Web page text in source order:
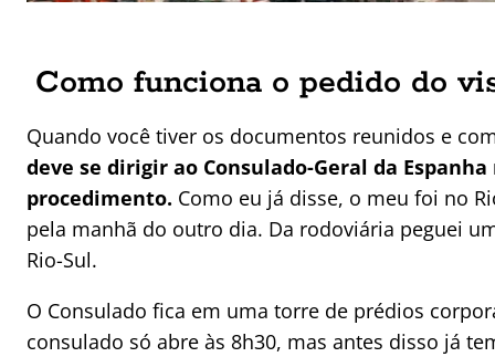
Como funciona o pedido do
Quando você tiver os documentos reunidos e
deve se dirigir ao Consulado-Geral da
procedimento. Como eu já disse, o meu foi no
pela manhã do outro dia. Da rodoviária peguei
Rio-Sul.
O Consulado fica em uma torre de prédios
consulado só abre às 8h30, mas antes disso já